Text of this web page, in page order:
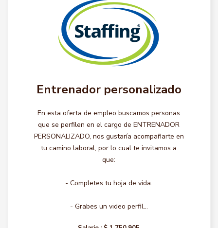
Entrenador personalizado
En esta oferta de empleo buscamos personas
que se perfilen en el cargo de ENTRENADOR
PERSONALIZADO, nos gustaría acompañarte en
tu camino laboral, por lo cual te invitamos a
que:
- Completes tu hoja de vida.
- Grabes un video perfil...